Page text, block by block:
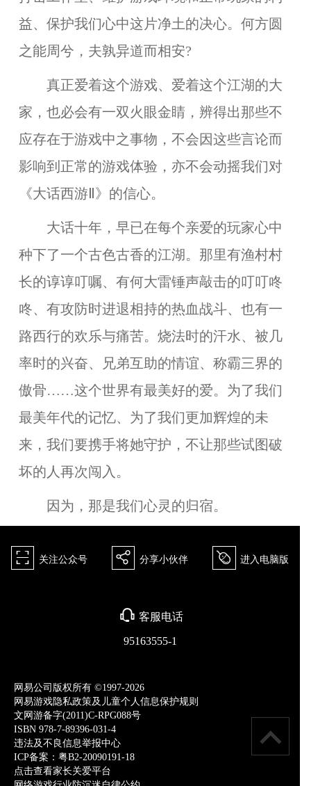
益、保护我们心中这片净土的决心。何方圆
之能周兮，夫孰异道而相安?
真正爱着这个游戏、爱着这个江湖的大
家，也必会有一双火眼金睛，辨得出那些不
应存在于游戏中之事物，不会因这些言论而
影响到正常的游戏体验，亦不会动摇我们对
《大话西游Ⅱ》的信心。
大话十年，早已在每个亲爱的玩家心中
种下了一个古色古香的江湖。那里有渔村村
长的谆谆叮嘱、有何大雷锤声敲击的叮叮咚
咚、有攻防时进退相持的热血战斗、也有一
路西行的欢乐与痛苦。烧法时的汗水、被几
率时的兴奋、兄弟互助的情谊、称霸三界的
傲骨……这个世界有最美好的爱。为了我们
最美年代的记忆、为了我们更加辉煌的未
来，我们要携手将她守护，不让那些试图破
坏的人再次闯入。
因为，那是我们心灵的归宿。
򰀁 关注公众号 򰀂 分享小伙伴 򰀄 进入电脑版
򰀃 客服电话
95163555-1
网易公司版权所有 ©1997-2026
网易游戏隐私政策及儿童个人信息保护规则
文网游备字(2011)C-RPG088号
ISBN 978-7-89396-031-4
违法及不良信息举报中心
ICP备案：粤B2-20090191-18
点击查看家长关爱平台